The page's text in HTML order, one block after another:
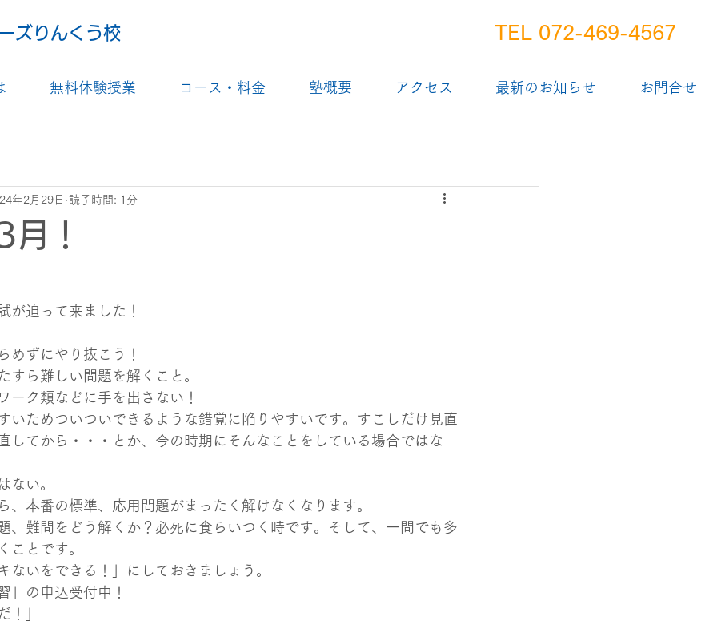
無料体験授業 コース・料金 塾概要 アクセス 最新のお知らせ お問合せ
ズりんくう校 TEL 072-469-4567
！
年2月29日 読了時間: 1分
が迫って来ました！
めずにやり抜こう！
すら難しい問題を解くこと。
ーク類などに手を出さない！
いためついついできるような錯覚に陥りやすいです。すこしだけ見直
してから・・・とか、今の時期にそんなことをしている場合ではな
ない。
、本番の標準、応用問題がまったく解けなくなります。
、難問をどう解くか？必死に食らいつく時です。そして、一問でも多
ことです。
ないをできる！」にしておきましょう。
」の申込受付中！
！」